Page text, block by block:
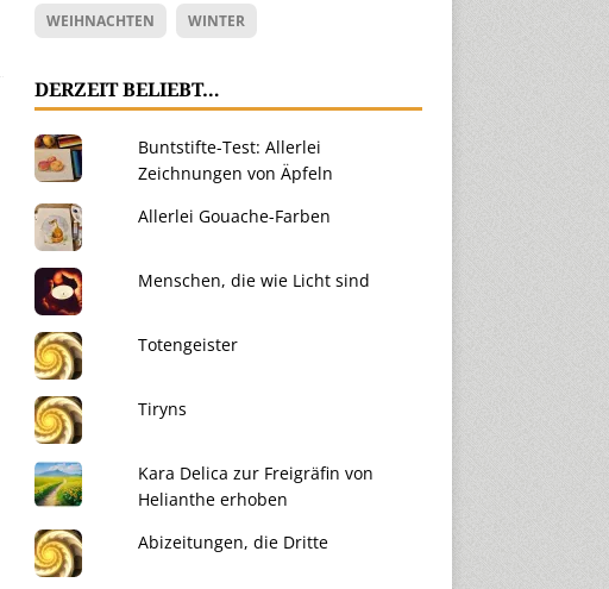
WEIHNACHTEN WINTER
DERZEIT BELIEBT…
Buntstifte-Test: Allerlei
Zeichnungen von Äpfeln
Allerlei Gouache-Farben
Menschen, die wie Licht sind
Totengeister
Tiryns
Kara Delica zur Freigräfin von
Helianthe erhoben
Abizeitungen, die Dritte